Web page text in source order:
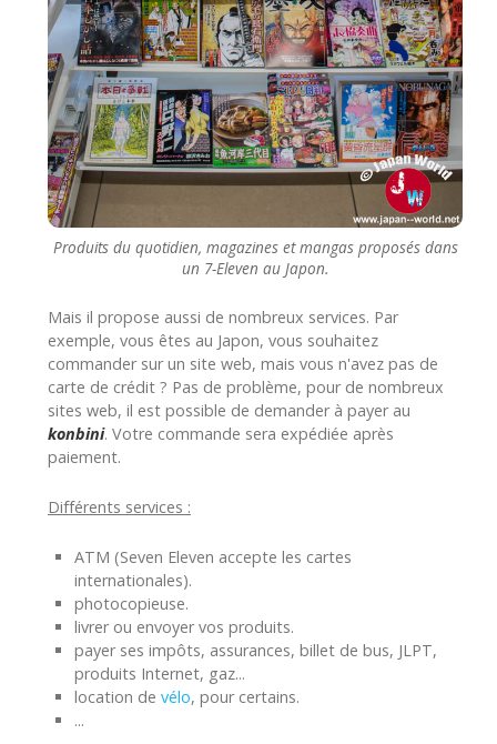
Produits du quotidien, magazines et mangas proposés dans
un 7-Eleven au Japon.
Mais il propose aussi de nombreux services. Par
exemple, vous êtes au Japon, vous souhaitez
commander sur un site web, mais vous n'avez pas de
carte de crédit ? Pas de problème, pour de nombreux
sites web, il est possible de demander à payer au
konbini. Votre commande sera expédiée après
paiement.
Différents services :
ATM (Seven Eleven accepte les cartes
internationales).
photocopieuse.
livrer ou envoyer vos produits.
payer ses impôts, assurances, billet de bus, JLPT,
produits Internet, gaz...
location de vélo, pour certains.
...